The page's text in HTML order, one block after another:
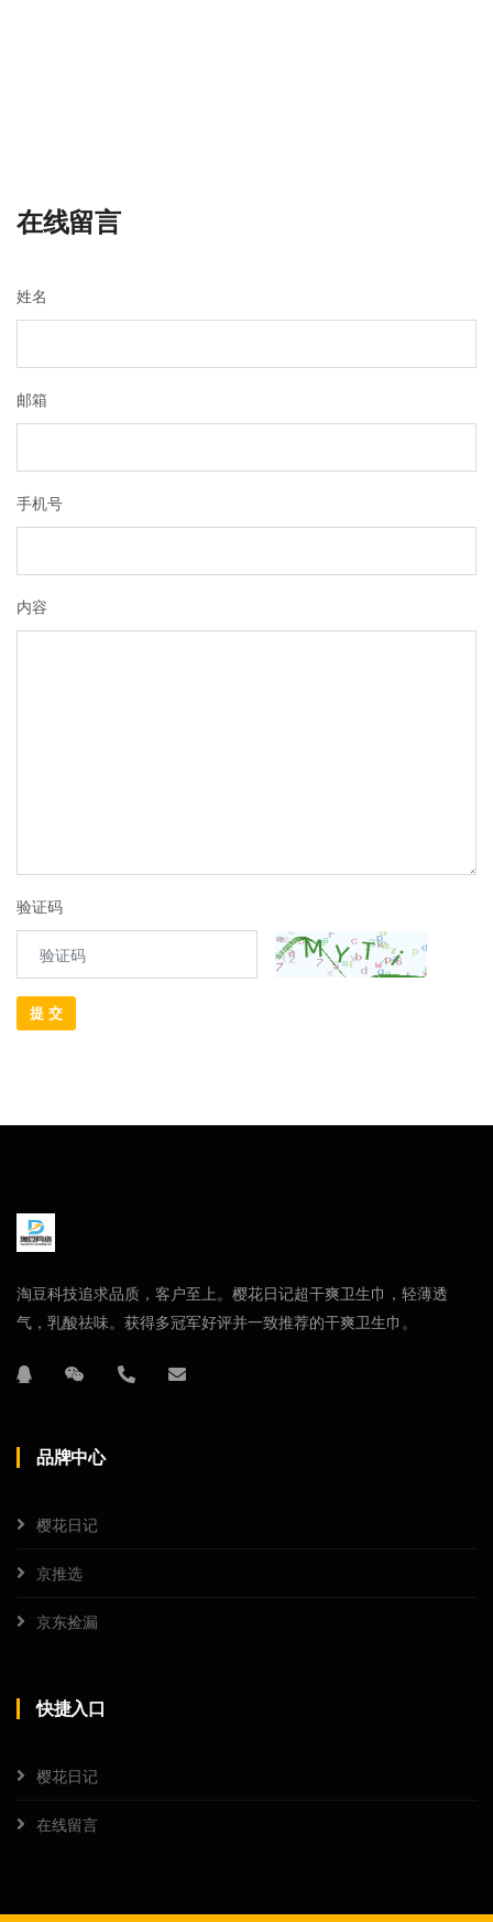
在线留言
姓名
邮箱
手机号
内容
验证码
提 交
淘豆科技追求品质，客户至上。樱花日记超干爽卫生巾，轻薄透
气，乳酸祛味。获得多冠军好评并一致推荐的干爽卫生巾。
品牌中心
樱花日记
京推选
京东捡漏
快捷入口
樱花日记
在线留言